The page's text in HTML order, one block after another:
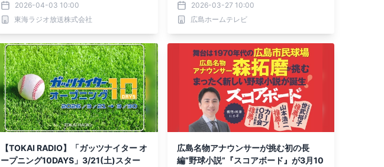
2026-04-03 10:00
東海ラジオ放送株式会社
2026-03-27 10:00
広島ホームテレビ
【TOKAI RADIO】「ガッツナイター オ
ープニング10DAYS」3/21(土)スター
広島名物アナウンサーが挑む初の長
編“野球小説”『スコアボード』が3月10